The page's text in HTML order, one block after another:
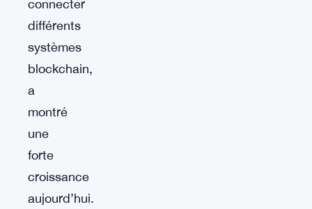
connecter
différents
systèmes
blockchain,
a
montré
une
forte
croissance
aujourd’hui.